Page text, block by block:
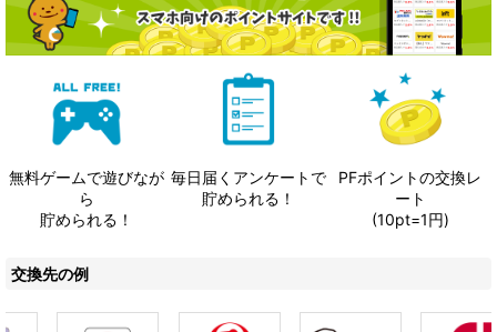
無料ゲームで遊びなが
ら
貯められる！
毎日届くアンケートで
貯められる！
PFポイントの交換レ
ート
(10pt=1円)
交換先の例